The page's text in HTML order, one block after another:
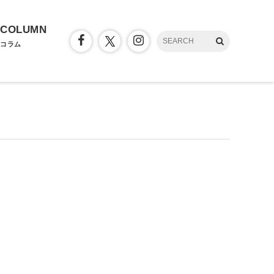
COLUMN
コラム